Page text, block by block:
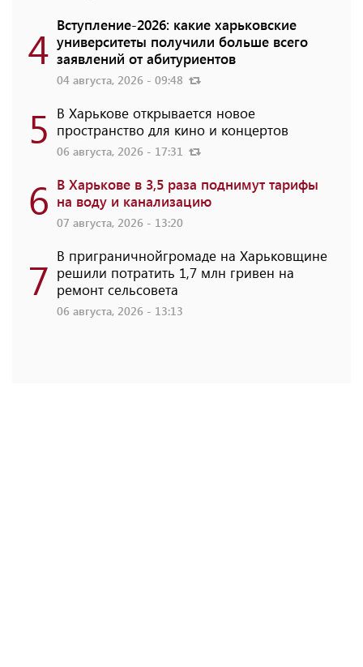
4 Вступление-2026: какие харьковские
университеты получили больше всего
заявлений от абитуриентов
04 августа, 2026 - 09:48
5 В Харькове открывается новое
пространство для кино и концертов
06 августа, 2026 - 17:31
6 В Харькове в 3,5 раза поднимут тарифы
на воду и канализацию
07 августа, 2026 - 13:20
7 В приграничнойгромаде на Харьковщине
решили потратить 1,7 млн ​​гривен на
ремонт сельсовета
06 августа, 2026 - 13:13